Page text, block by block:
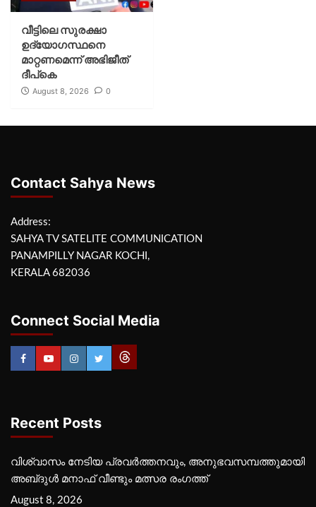
വീട്ടിലെ സുരക്ഷാ
ഉദ്യോഗസ്ഥനെ
മാറ്റണമെന്ന് അഭിജീത്
ദീപ്‌കെ
August 8, 2026 0
Contact Sahya News
Address:
SAHYA TV SATELITE COMMUNICATION
PANAMPILLY NAGAR KOCHI,
KERALA 682036
Connect Social Media
Recent Posts
വിശ്വാസം നേടിയ പ്രവർത്തനവും, അനുഭവസമ്പത്തുമായി
അബ്‌ദുൾ മനാഫ് വീണ്ടും മത്സര രംഗത്ത്
August 8, 2026